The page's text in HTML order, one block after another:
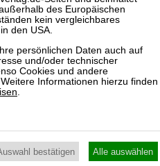
ÜBER DAS VERMÖGEN
• DTS …
STARTBAHN AM FLUGHAFEN
Flughafens München …
bestätigen Alle auswählen